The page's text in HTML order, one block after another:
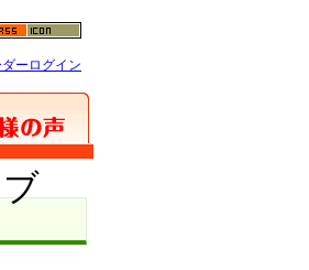
ーログイン